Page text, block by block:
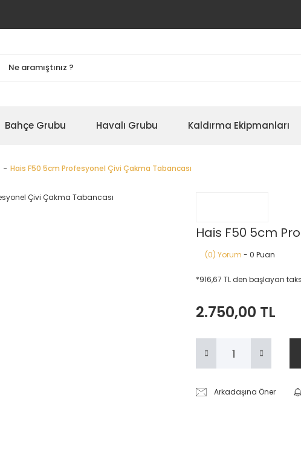
Bahçe Grubu Havalı Grubu Kaldırma Ekipmanları
Hais F50 5cm Profesyonel Çivi Çakma Tabancası
Hais F50 5cm
(0) Yorum - 0 Puan
*916,67 TL den başlayan
2.750,00 TL
Arkadaşına Öner